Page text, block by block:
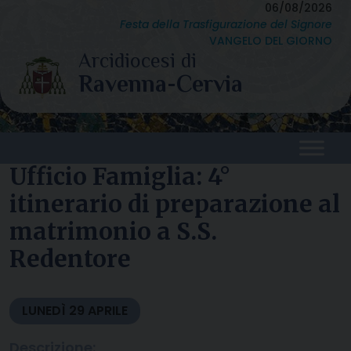
content
06/08/2026
Festa della Trasfigurazione del Signore
VANGELO DEL GIORNO
Ufficio Famiglia: 4°
itinerario di preparazione al
matrimonio a S.S.
Redentore
LUNEDÌ 29 APRILE